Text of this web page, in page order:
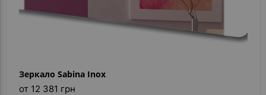
Зеркало Sabina Inox
от 12 381 грн